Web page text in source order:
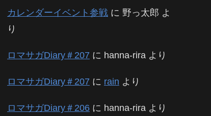
カレンダーイベント参戦 に 野っ太郎 よ
り
ロマサガDiary＃207 に hanna-rira より
ロマサガDiary＃207 に rain より
ロマサガDiary＃206 に hanna-rira より